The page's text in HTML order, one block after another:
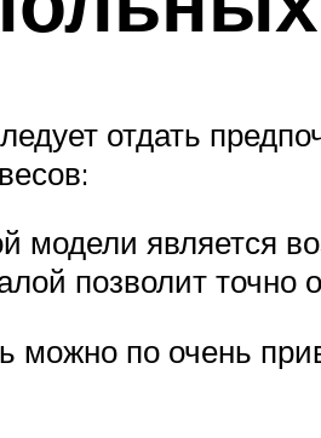
отдать
является
позволит точно
по очень